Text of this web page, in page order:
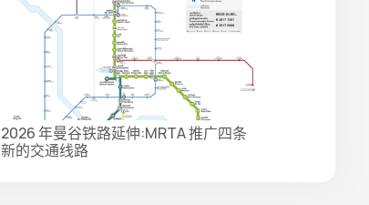
2026 年曼谷铁路延伸:MRTA 推广四条
新的交通线路